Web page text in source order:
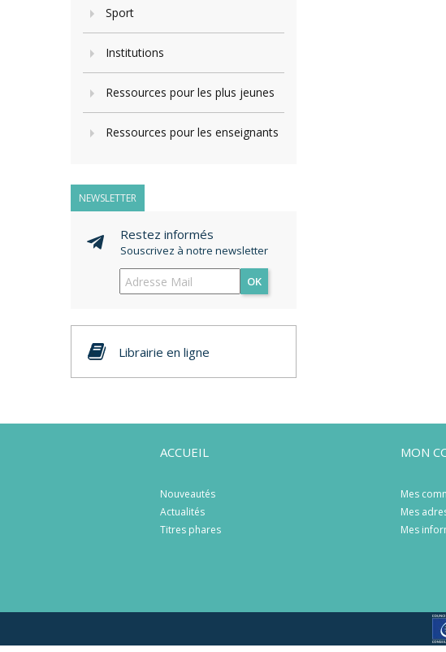
Sport
Institutions
Ressources pour les plus jeunes
Ressources pour les enseignants
NEWSLETTER
Restez informés
Souscrivez à notre newsletter
OK
Librairie en ligne
ACCUEIL
Nouveautés
Actualités
Titres phares
MON
Mes
Mes
Mes